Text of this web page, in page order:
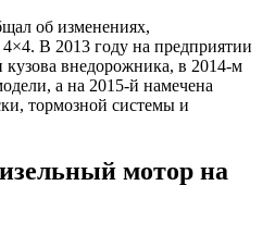
об изменениях,
В 2013 году на предприятии
кузова внедорожника, в 2014-м
а на 2015-й намечена
тормозной системы и
мотор на